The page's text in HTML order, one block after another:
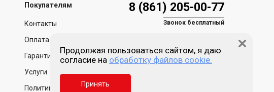
Покупателям
Контакты
Оплата и доставка
Гарантия и возврат
Услуги
Политика обработки
8 (861) 205-00-77
Звонок бесплатный
Пн-пт 9:00 - 18:00
Продолжая пользоваться сайтом, я даю
согласие на обработку файлов cookie.
Принять